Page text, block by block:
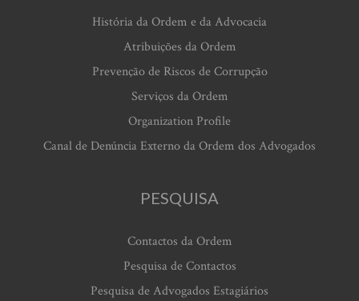
História da Ordem e da Advocacia
Atribuições da Ordem
Prevenção de Riscos de Corrupção
Serviços da Ordem
Organization Profile
Canal de Denúncia Externo da Ordem dos Advogados
PESQUISA
Contactos da Ordem
Pesquisa de Contactos
Pesquisa de Advogados Estagiários